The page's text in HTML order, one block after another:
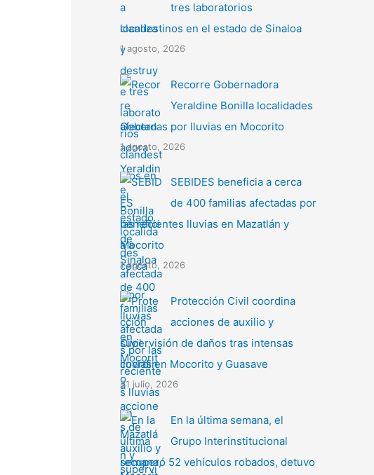
tres laboratorios
clandestinos en el estado de Sinaloa
1 agosto, 2026
Recorre Gobernadora
Yeraldine Bonilla localidades
afectadas por lluvias en Mocorito
1 agosto, 2026
SEBIDES beneficia a cerca
de 400 familias afectadas por
las recientes lluvias en Mazatlán y
Mocorito
1 agosto, 2026
Protección Civil coordina
acciones de auxilio y
supervisión de daños tras intensas
lluvias en Mocorito y Guasave
31 julio, 2026
En la última semana, el
Grupo Interinstitucional
recuperó 52 vehículos robados, detuvo